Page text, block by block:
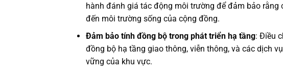
hành đánh giá tác động môi trường để đảm bảo
đến môi trường sống của cộng đồng.
Đảm bảo tính đồng bộ trong phát triển hạ tầng: Điều
đồng bộ hạ tầng giao thông, viễn thông, và các dịch
vững của khu vực.